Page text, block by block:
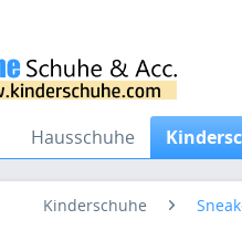
Hausschuhe
Kinderschuhe